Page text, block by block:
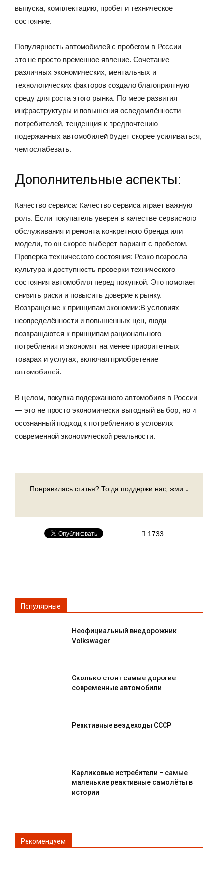
выпуска, комплектацию, пробег и техническое
состояние.
Популярность автомобилей с пробегом в России —
это не просто временное явление. Сочетание
различных экономических, ментальных и
технологических факторов создало благоприятную
среду для роста этого рынка. По мере развития
инфраструктуры и повышения осведомлённости
потребителей, тенденция к предпочтению
подержанных автомобилей будет скорее усиливаться,
чем ослабевать.
Дополнительные аспекты:
Качество сервиса: Качество сервиса играет важную
роль. Если покупатель уверен в качестве сервисного
обслуживания и ремонта конкретного бренда или
модели, то он скорее выберет вариант с пробегом.
Проверка технического состояния: Резко возросла
культура и доступность проверки технического
состояния автомобиля перед покупкой. Это помогает
снизить риски и повысить доверие к рынку.
Возвращение к принципам экономии:В условиях
неопределённости и повышенных цен, люди
возвращаются к принципам рационального
потребления и экономят на менее приоритетных
товарах и услугах, включая приобретение
автомобилей.
В целом, покупка подержанного автомобиля в России
— это не просто экономически выгодный выбор, но и
осознанный подход к потреблению в условиях
современной экономической реальности.
Понравилась статья? Тогда поддержи нас, жми ↓
1733
Популярные
Неофициальный внедорожник
Volkswagen
Сколько стоят самые дорогие
современные автомобили
Реактивные вездеходы СССР
Карликовые истребители – самые
маленькие реактивные самолёты в
истории
Рекомендуем